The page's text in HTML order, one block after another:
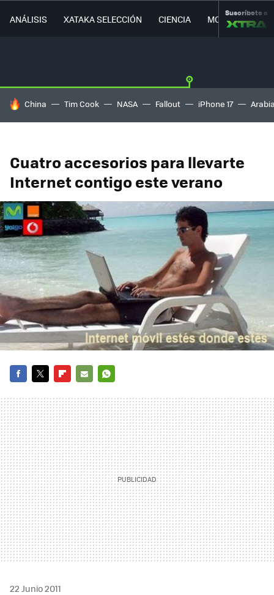
ANÁLISIS XATAKA SELECCIÓN CIENCIA MOVILIDAD
Suscríbete a
HOY SE HABLA DE
China Tim Cook NASA Fallout iPhone 17
Cuatro accesorios para llevarte
Internet contigo este verano
MAIL
22 Junio 2011